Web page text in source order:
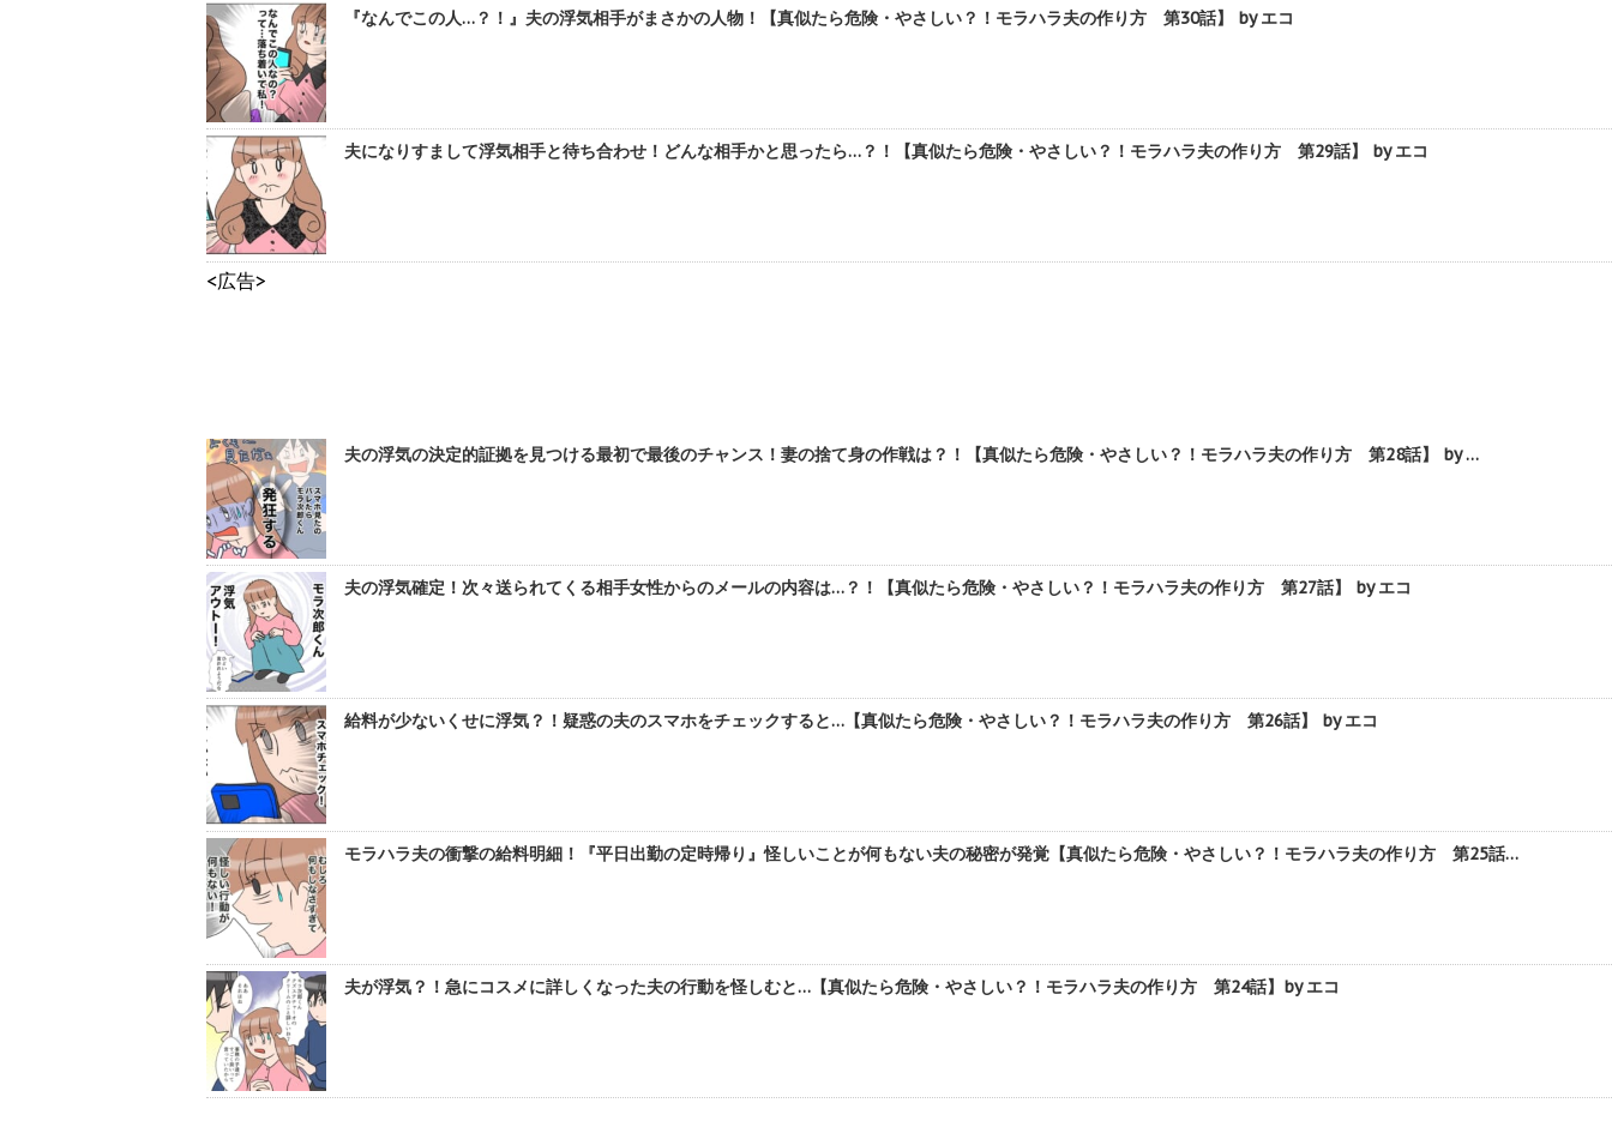
『なんでこの人…？！』夫の浮気相手がまさかの人物！【真似たら危険・やさしい？！モラハラ夫の作り方 第30話】 by エコ
夫になりすまして浮気相手と待ち合わせ！どんな相手かと思ったら…？！【真似たら危険・やさしい？！モラハラ夫の作り方 第29話】 by エコ
<広告>
夫の浮気の決定的証拠を見つける最初で最後のチャンス！妻の捨て身の作戦は？！【真似たら危険・やさしい？！モラハラ夫の作り方 第28話】 by …
夫の浮気確定！次々送られてくる相手女性からのメールの内容は…？！【真似たら危険・やさしい？！モラハラ夫の作り方 第27話】 by エコ
給料が少ないくせに浮気？！疑惑の夫のスマホをチェックすると…【真似たら危険・やさしい？！モラハラ夫の作り方 第26話】 by エコ
モラハラ夫の衝撃の給料明細！『平日出勤の定時帰り』怪しいことが何もない夫の秘密が発覚【真似たら危険・やさしい？！モラハラ夫の作り方 第25話…
夫が浮気？！急にコスメに詳しくなった夫の行動を怪しむと…【真似たら危険・やさしい？！モラハラ夫の作り方 第24話】by エコ